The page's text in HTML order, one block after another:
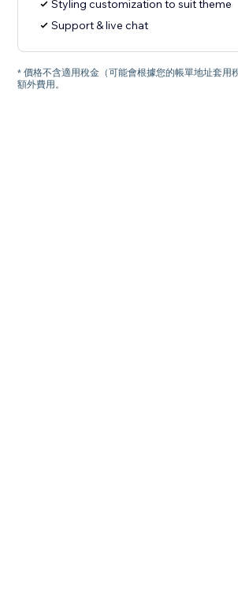
Styling customization to suit theme
Support & live chat
* 價格不含適用稅金（可能會根據您的帳單地址套用
額外費用。